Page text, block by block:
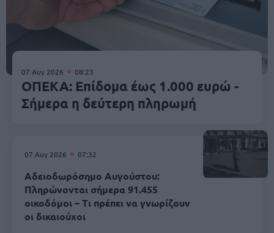
07 Αυγ 2026 08:23
ΟΠΕΚΑ: Επίδομα έως 1.000 ευρώ -
Σήμερα η δεύτερη πληρωμή
07 Αυγ 2026 07:32
Αδειοδωρόσημο Αυγούστου:
Πληρώνονται σήμερα 91.455
οικοδόμοι – Τι πρέπει να γνωρίζουν
οι δικαιούχοι